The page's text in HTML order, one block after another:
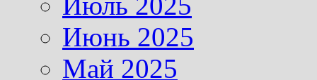
Июнь 2025
Май 2025